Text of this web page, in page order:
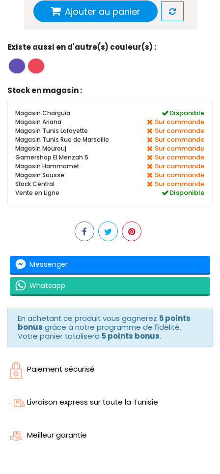
Ajouter au panier
Existe aussi en d'autre(s) couleur(s) :
Stock en magasin :
Magasin Charguia Disponible
Magasin Ariana Sur commande
Magasin Tunis Lafayette Sur commande
Magasin Tunis Rue de Marseille Sur commande
Magasin Mourouj Sur commande
Gamershop El Menzah 5 Sur commande
Magasin Hammamet Sur commande
Magasin Sousse Sur commande
Stock Central Sur commande
Vente en Ligne Disponible
Messenger
Whatsapp
En achetant ce produit vous gagnerez 5 points
bonus grâce à notre programme de fidélité.
Votre panier totalisera 5 points bonus.
Paiement sécurisé
Livraison express sur toute la Tunisie
Meilleur garantie